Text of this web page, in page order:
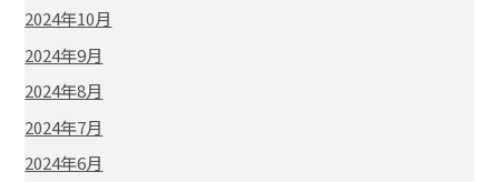
2024年10月
2024年9月
2024年8月
2024年7月
2024年6月